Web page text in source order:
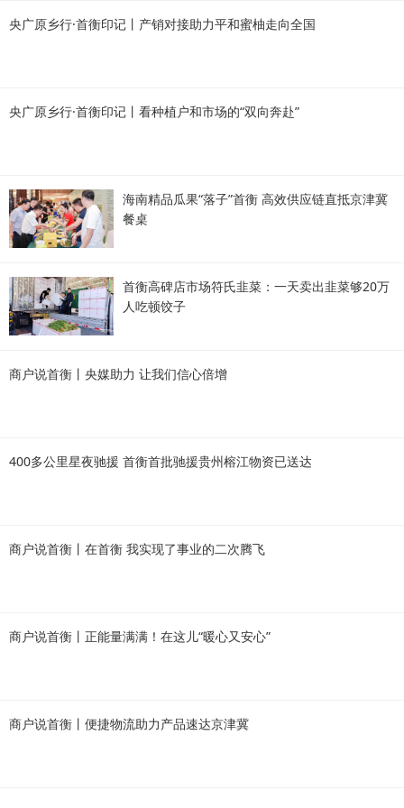
央广原乡行·首衡印记丨产销对接助力平和蜜柚走向全国
央广原乡行·首衡印记丨看种植户和市场的“双向奔赴”
海南精品瓜果“落子”首衡 高效供应链直抵京津冀
餐桌
首衡高碑店市场符氏韭菜：一天卖出韭菜够20万
人吃顿饺子
商户说首衡丨央媒助力 让我们信心倍增
400多公里星夜驰援 首衡首批驰援贵州榕江物资已送达
商户说首衡丨在首衡 我实现了事业的二次腾飞
商户说首衡丨正能量满满！在这儿“暖心又安心”
商户说首衡丨便捷物流助力产品速达京津冀